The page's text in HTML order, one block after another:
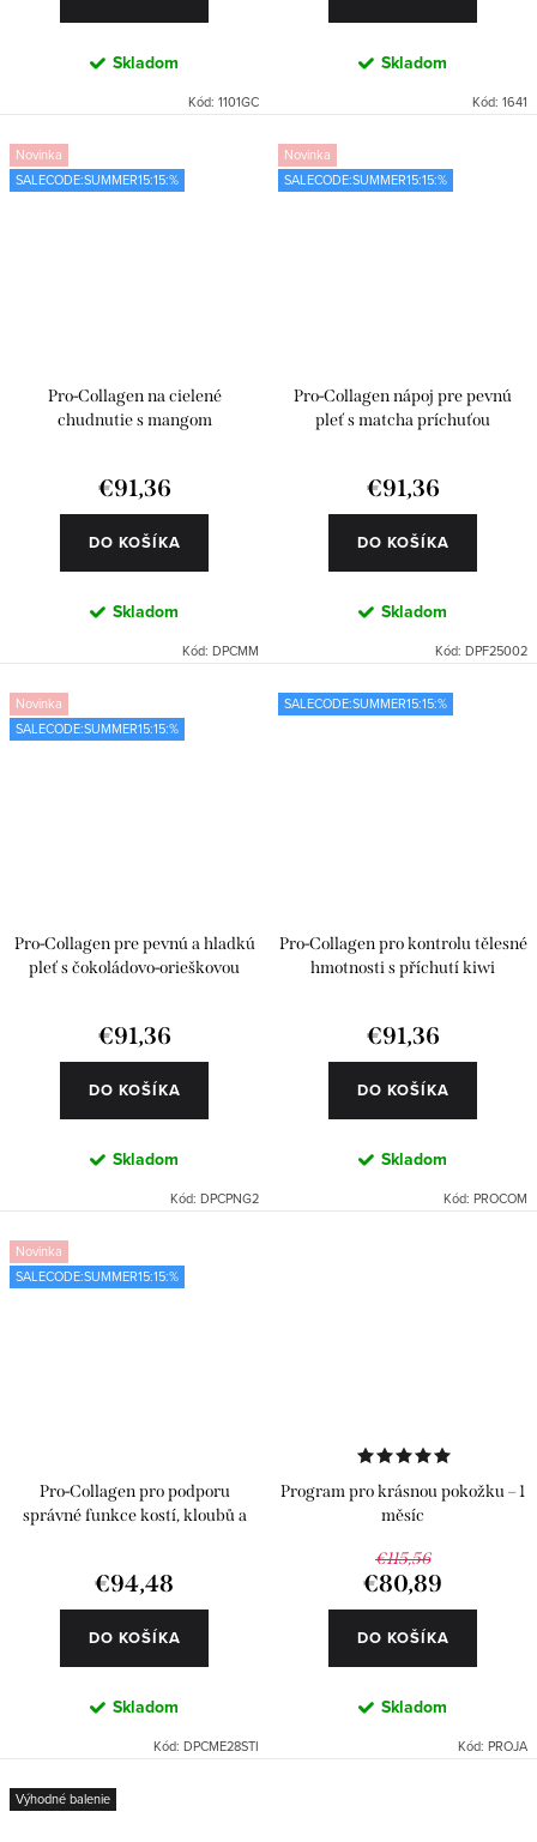
Skladom
Kód: 1101GC
Skladom
Kód: 1641
Novinka
SALECODE:SUMMER15:15:%
Pro-Collagen na cielené
chudnutie s mangom
€91,36
DO KOŠÍKA
Skladom
Kód: DPCMM
Novinka
SALECODE:SUMMER15:15:%
Pro-Collagen nápoj pre pevnú
pleť s matcha príchuťou
€91,36
DO KOŠÍKA
Skladom
Kód: DPF25002
Novinka
SALECODE:SUMMER15:15:%
Pro-Collagen pre pevnú a hladkú
pleť s čokoládovo-orieškovou
€91,36
DO KOŠÍKA
Skladom
Kód: DPCPNG2
SALECODE:SUMMER15:15:%
Pro-Collagen pro kontrolu tělesné
hmotnosti s příchutí kiwi
€91,36
DO KOŠÍKA
Skladom
Kód: PROCOM
Novinka
SALECODE:SUMMER15:15:%
Pro-Collagen pro podporu
správné funkce kostí, kloubů a
€94,48
DO KOŠÍKA
Skladom
Kód: DPCME28STI
Program pro krásnou pokožku – 1
měsíc
€115,56
€80,89
DO KOŠÍKA
Skladom
Kód: PROJA
Výhodné balenie